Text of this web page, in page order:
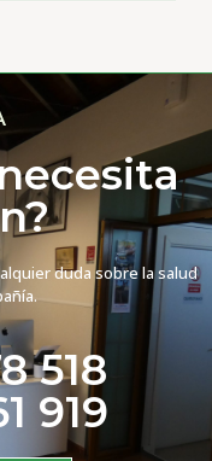
duda sobre la salud
518
919